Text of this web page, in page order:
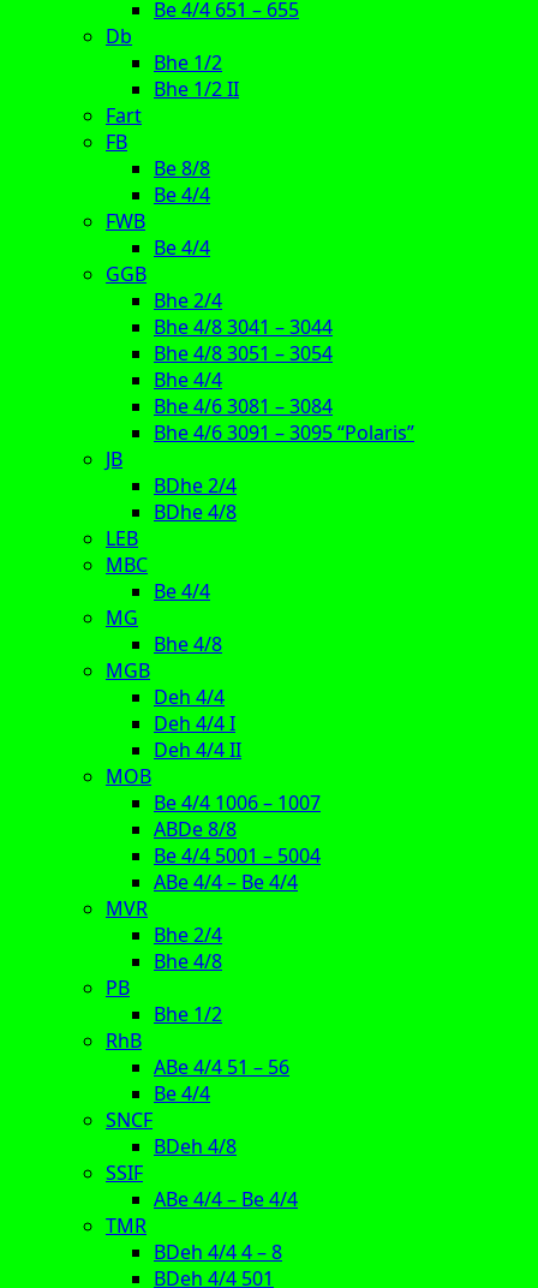
Be 4/4 651 – 655
Db
Bhe 1/2
Bhe 1/2 II
Fart
FB
Be 8/8
Be 4/4
FWB
Be 4/4
GGB
Bhe 2/4
Bhe 4/8 3041 – 3044
Bhe 4/8 3051 – 3054
Bhe 4/4
Bhe 4/6 3081 – 3084
Bhe 4/6 3091 – 3095 “Polaris”
JB
BDhe 2/4
BDhe 4/8
LEB
MBC
Be 4/4
MG
Bhe 4/8
MGB
Deh 4/4
Deh 4/4 I
Deh 4/4 II
MOB
Be 4/4 1006 – 1007
ABDe 8/8
Be 4/4 5001 – 5004
ABe 4/4 – Be 4/4
MVR
Bhe 2/4
Bhe 4/8
PB
Bhe 1/2
RhB
ABe 4/4 51 – 56
Be 4/4
SNCF
BDeh 4/8
SSIF
ABe 4/4 – Be 4/4
TMR
BDeh 4/4 4 – 8
BDeh 4/4 501